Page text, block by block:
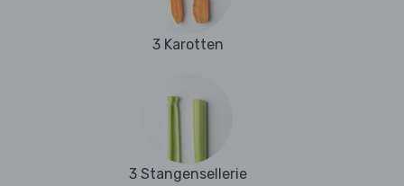
3 Karotten
3 Stangensellerie